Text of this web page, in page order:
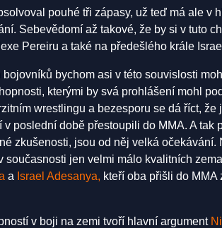
pouhé tři zápasy, už teď má ale v
Sebevědomí až takové, že by si v tuto
Pereiru a také na předešlého krále
bychom asi v této souvislosti
kterými by svá prohlášení mohl
wrestlingu a bezesporu se dá říct, že
poslední době přestoupili do MMA. A tak
zkušenosti, jsou od něj velká očekávání.
současnosti jen velmi málo kvalitních
a Israel Adesanya, kteří oba přišli do
v boji na zemi tvoří hlavní argument